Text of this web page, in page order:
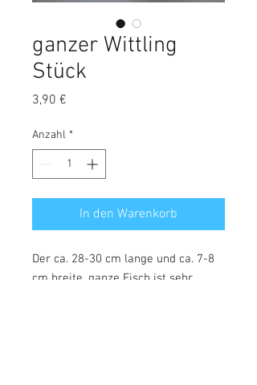
ganzer Wittling
Stück
3,90 €
Anzahl *
In den Warenkorb
Der ca. 28-30 cm lange und ca. 7-8
cm breite, ganze Fisch ist sehr